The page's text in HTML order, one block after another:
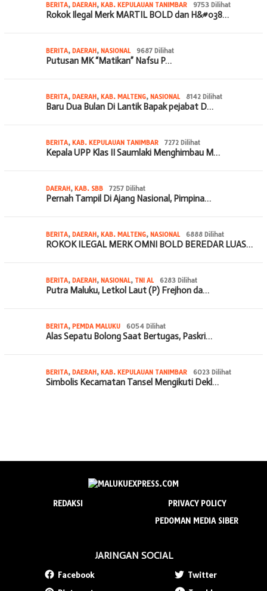
BERITA, DAERAH, KAB. KEPULAUAN TANIMBAR 9753 Dilihat
Rokok Ilegal Merk MARTIL BOLD dan H&#038…
BERITA, DAERAH, NASIONAL 9687 Dilihat
Putusan MK “Matikan” Nafsu P…
BERITA, DAERAH, KAB. MALTENG, NASIONAL 8142 Dilihat
Baru Dua Bulan Di Lantik Bapak pejabat D…
BERITA, KAB. KEPULAUAN TANIMBAR 7272 Dilihat
Kepala UPP Klas II Saumlaki Menghimbau M…
DAERAH, KAB. SBB 7257 Dilihat
Pernah Tampil Di Ajang Nasional, Pimpina…
BERITA, DAERAH, KAB. MALTENG, NASIONAL 6888 Dilihat
ROKOK ILEGAL MERK OMNI BOLD BEREDAR LUAS…
BERITA, DAERAH, NASIONAL, TNI AL 6283 Dilihat
Putra Maluku, Letkol Laut (P) Frejhon da…
BERITA, PEMDA MALUKU 6054 Dilihat
Alas Sepatu Bolong Saat Bertugas, Paskri…
BERITA, DAERAH, KAB. KEPULAUAN TANIMBAR 6023 Dilihat
Simbolis Kecamatan Tansel Mengikuti Dekl…
REDAKSI
PRIVACY POLICY
PEDOMAN MEDIA SIBER
JARINGAN SOCIAL
Facebook
Twitter